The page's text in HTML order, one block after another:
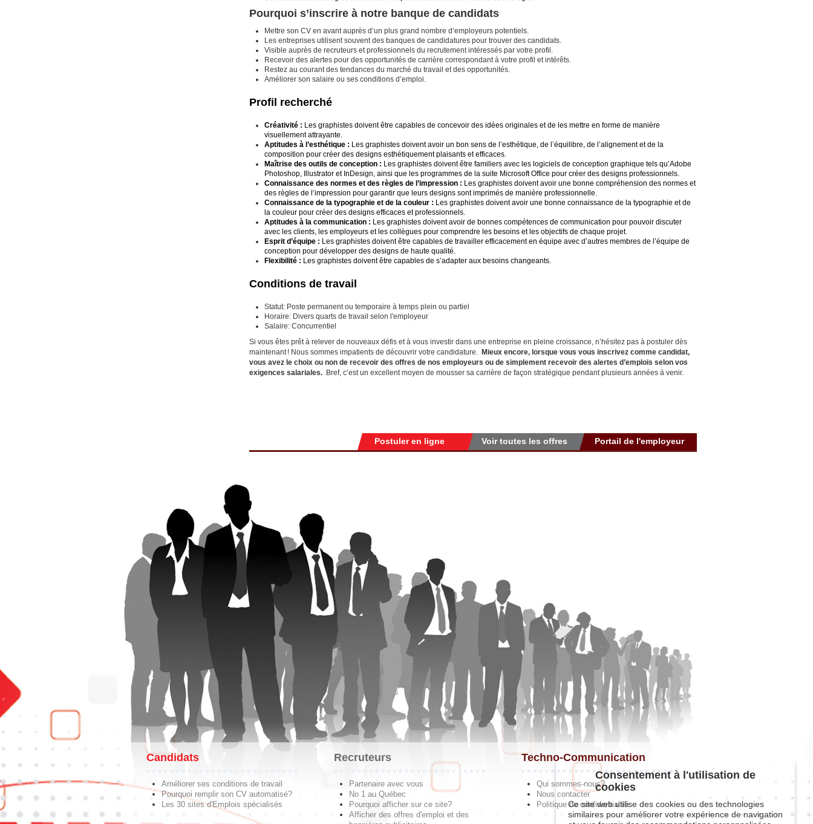
Pourquoi s’inscrire à notre banque de candidats
Mettre son CV en avant auprès d’un plus grand nombre d’employeurs potentiels.
Les entreprises utilisent souvent des banques de candidatures pour trouver des candidats.
Visible auprès de recruteurs et professionnels du recrutement intéressés par votre profil.
Recevoir des alertes pour des opportunités de carrière correspondant à votre profil et intérêts.
Restez au courant des tendances du marché du travail et des opportunités.
Améliorer son salaire ou ses conditions d’emploi.
Profil recherché
Créativité : Les graphistes doivent être capables de concevoir des idées originales et de les mettre en forme de manière
visuellement attrayante.
Aptitudes à l’esthétique : Les graphistes doivent avoir un bon sens de l’esthétique, de l’équilibre, de l’alignement et de la
composition pour créer des designs esthétiquement plaisants et efficaces.
Maîtrise des outils de conception : Les graphistes doivent être familiers avec les logiciels de conception graphique tels qu’Adobe
Photoshop, Illustrator et InDesign, ainsi que les programmes de la suite Microsoft Office pour créer des designs professionnels.
Connaissance des normes et des règles de l’impression : Les graphistes doivent avoir une bonne compréhension des normes et
des règles de l’impression pour garantir que leurs designs sont imprimés de manière professionnelle.
Connaissance de la typographie et de la couleur : Les graphistes doivent avoir une bonne connaissance de la typographie et de
la couleur pour créer des designs efficaces et professionnels.
Aptitudes à la communication : Les graphistes doivent avoir de bonnes compétences de communication pour pouvoir discuter
avec les clients, les employeurs et les collègues pour comprendre les besoins et les objectifs de chaque projet.
Esprit d’équipe : Les graphistes doivent être capables de travailler efficacement en équipe avec d’autres membres de l’équipe de
conception pour développer des designs de haute qualité.
Flexibilité : Les graphistes doivent être capables de s’adapter aux besoins changeants.
Conditions de travail
Statut: Poste permanent ou temporaire à temps plein ou partiel
Horaire: Divers quarts de travail selon l'employeur
Salaire: Concurrentiel
Si vous êtes prêt à relever de nouveaux défis et à vous investir dans une entreprise en pleine croissance, n’hésitez pas à postuler dès
maintenant ! Nous sommes impatients de découvrir votre candidature. Mieux encore, lorsque vous vous inscrivez comme candidat,
vous avez le choix ou non de recevoir des offres de nos employeurs ou de simplement recevoir des alertes d’emplois selon vos
exigences salariales. Bref, c’est un excellent moyen de mousser sa carrière de façon stratégique pendant plusieurs années à venir.
Portail de l'employeur
Voir toutes les offres
Postuler en ligne
Candidats
Améliorer ses conditions de travail
Pourquoi remplir son CV automatisé?
Les 30 sites d'Emplois spécialisés
Recruteurs
Partenaire avec vous
No 1 au Québec
Pourquoi afficher sur ce site?
Afficher des offres d'emploi et des
Techno-Communication
Qui sommes-nous?
Nous contacter
Politique de confidentialité
Consentement à l'utilisation de
cookies
Ce site web utilise des cookies ou des technologies
similaires pour améliorer votre expérience de navigation